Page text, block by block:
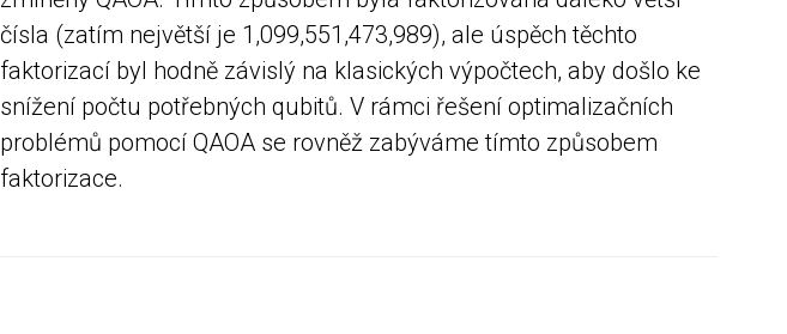
čísla (zatím největší je 1,099,551,473,989), ale úspěch těchto
faktorizací byl hodně závislý na klasických výpočtech, aby došlo ke
snížení počtu potřebných qubitů. V rámci řešení optimalizačních
problémů pomocí QAOA se rovněž zabýváme tímto způsobem
faktorizace.